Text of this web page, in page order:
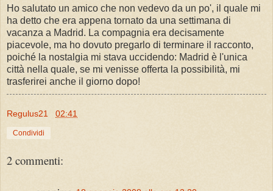
Ho salutato un amico che non vedevo da un po', il quale mi
ha detto che era appena tornato da una settimana di
vacanza a Madrid. La compagnia era decisamente
piacevole, ma ho dovuto pregarlo di terminare il racconto,
poiché la nostalgia mi stava uccidendo: Madrid è l'unica
città nella quale, se mi venisse offerta la possibilità, mi
trasferirei anche il giorno dopo!
Regulus21 02:41
Condividi
2 commenti: